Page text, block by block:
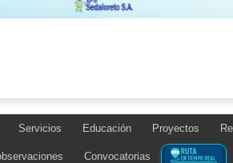
Servicios Educación Proyectos
Convocatorias